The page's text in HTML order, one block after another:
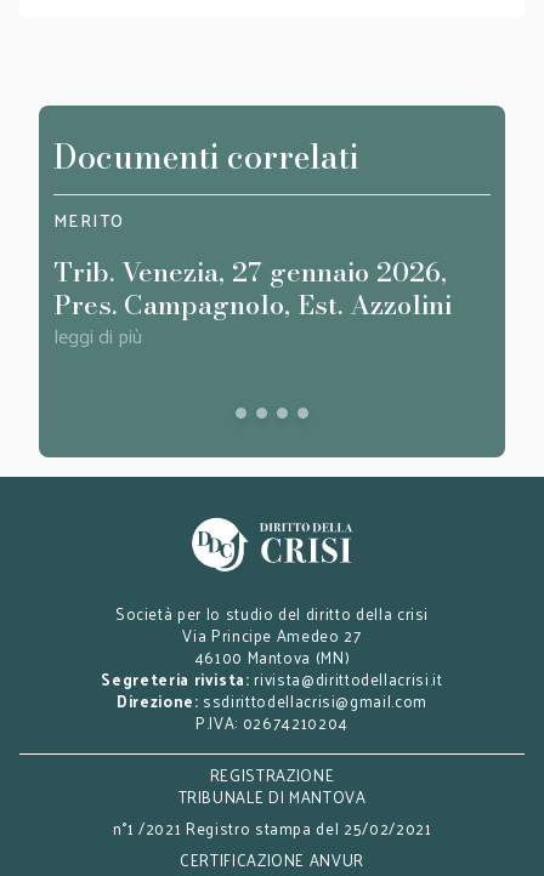
Documenti correlati
MERITO
Trib. Venezia, 27 gennaio 2026,
Pres. Campagnolo, Est. Azzolini
leggi di più
Società per lo studio del diritto della crisi
Via Principe Amedeo 27
46100 Mantova (MN)
Segreteria rivista: rivista@dirittodellacrisi.it
Direzione: ssdirittodellacrisi@gmail.com
P.IVA: 02674210204
REGISTRAZIONE
TRIBUNALE DI MANTOVA
n°1 /2021 Registro stampa del 25/02/2021
CERTIFICAZIONE ANVUR